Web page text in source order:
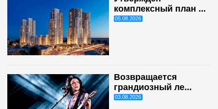
комплексный план ...
05.08.2026
Возвращается
грандиозный ле...
03.08.2026